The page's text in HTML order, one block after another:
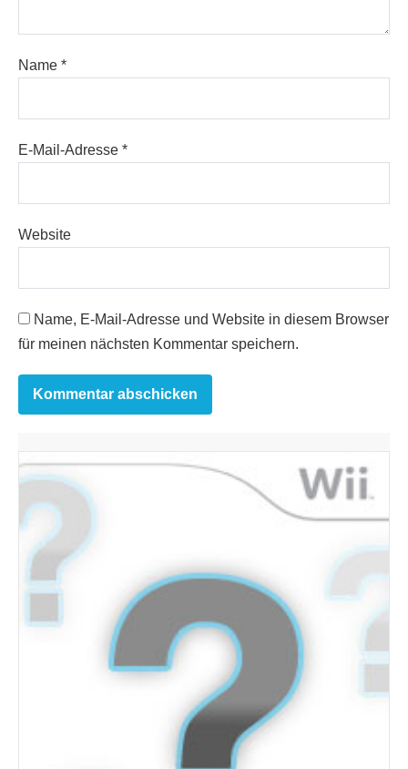
Name *
E-Mail-Adresse *
Website
Name, E-Mail-Adresse und Website in diesem Browser
für meinen nächsten Kommentar speichern.